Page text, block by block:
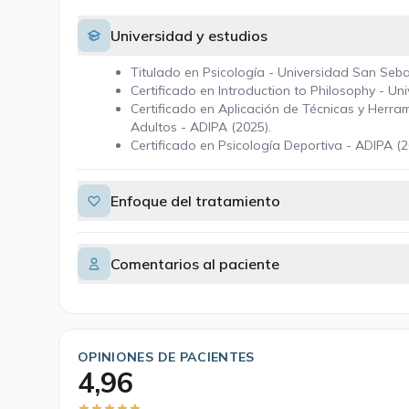
Universidad y estudios
Titulado en Psicología - Universidad San
Certificado en Introduction to Philosophy -
Certificado en Aplicación de Técnicas y
Adultos - ADIPA (2025).
Certificado en Psicología Deportiva - ADIPA
Enfoque del tratamiento
Comentarios al paciente
OPINIONES DE PACIENTES
4,96